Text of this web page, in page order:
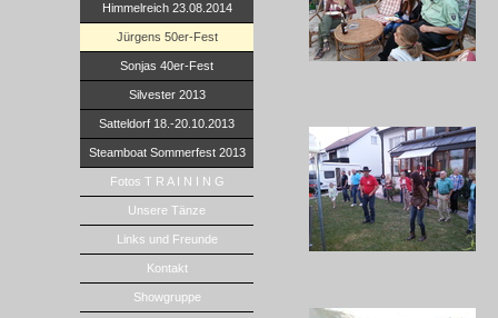
Himmelreich 23.08.2014
Jürgens 50er-Fest
Sonjas 40er-Fest
Silvester 2013
Satteldorf 18.-20.10.2013
Steamboat Sommerfest 2013
Fotos T R A I N I N G
Unsere Tänze
Links und Freunde
Kontakt
Showgruppe